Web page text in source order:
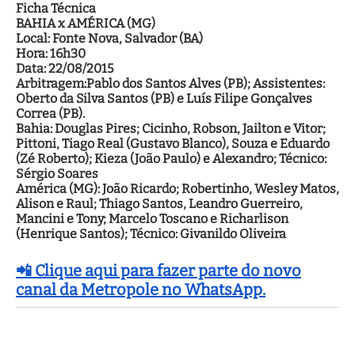
Ficha Técnica
BAHIA x AMÉRICA (MG)
Local: Fonte Nova, Salvador (BA)
Hora: 16h30
Data: 22/08/2015
Arbitragem:Pablo dos Santos Alves (PB); Assistentes:
Oberto da Silva Santos (PB) e Luís Filipe Gonçalves
Correa (PB).
Bahia: Douglas Pires; Cicinho, Robson, Jailton e Vitor;
Pittoni, Tiago Real (Gustavo Blanco), Souza e Eduardo
(Zé Roberto); Kieza (João Paulo) e Alexandro; Técnico:
Sérgio Soares
América (MG): João Ricardo; Robertinho, Wesley Matos,
Alison e Raul; Thiago Santos, Leandro Guerreiro,
Mancini e Tony; Marcelo Toscano e Richarlison
(Henrique Santos); Técnico: Givanildo Oliveira
📲 Clique aqui para fazer parte do novo
canal da Metropole no WhatsApp.